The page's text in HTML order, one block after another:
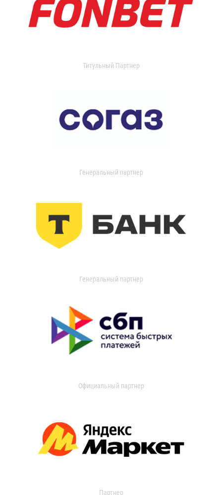
Титульный Партнер
Генеральный партнер
Генеральный партнер
Официальный партнер
Партнер